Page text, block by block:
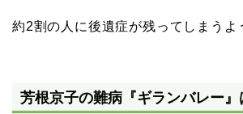
約2割の人に後遺症が残ってしまうよ
芳根京子の難病『ギランバレー』